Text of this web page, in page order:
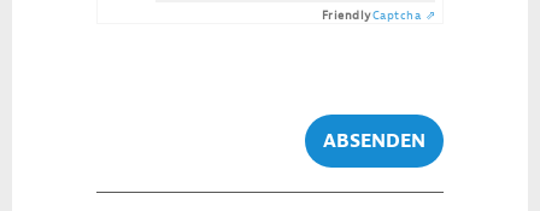
FriendlyCaptcha ⇗
ABSENDEN